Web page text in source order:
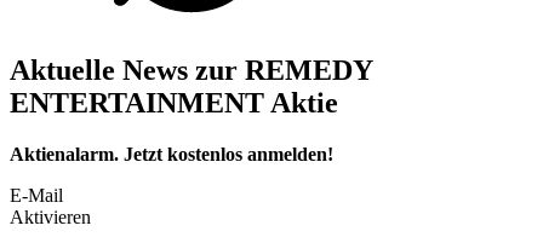
Aktuelle News zur REMEDY
ENTERTAINMENT Aktie
Aktienalarm. Jetzt kostenlos anmelden!
E-Mail
Aktivieren